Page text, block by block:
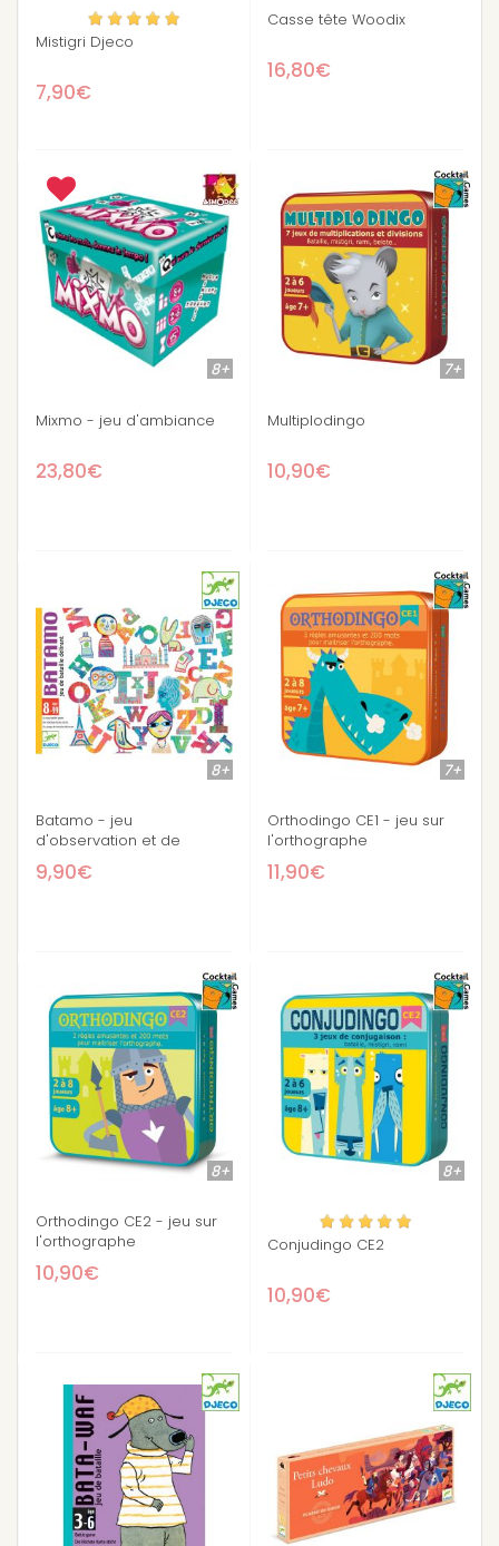
Mistigri Djeco
7,90€
Casse tête Woodix
16,80€
8+
Mixmo - jeu d'ambiance
23,80€
7+
Multiplodingo
10,90€
8+
Batamo - jeu
d'observation et de
rapidité
9,90€
7+
Orthodingo CE1 - jeu sur
l'orthographe
11,90€
8+
Orthodingo CE2 - jeu sur
l'orthographe
10,90€
8+
Conjudingo CE2
10,90€